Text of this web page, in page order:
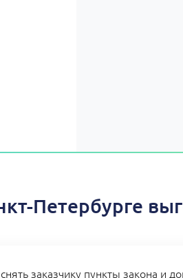
Петербурге
заказчику пункты закона и